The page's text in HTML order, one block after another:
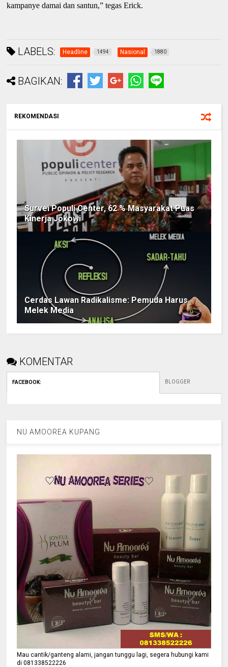
kampanye damai dan santun,” tegas Erick.
LABELS: Headline 1494 Nasional 1880
BAGIKAN:
REKOMENDASI
Survei Populi Center, 62 % Masyarakat Puas
Kinerja Jokowi
Cerdas Lawan Radikalisme: Pemuda Harus
Melek Media
KOMENTAR
FACEBOOK: BLOGGER
NU AMOOREA KUPANG
Mau cantik/ganteng alami, jangan tunggu lagi, segera hubungi kami
di 081338522226